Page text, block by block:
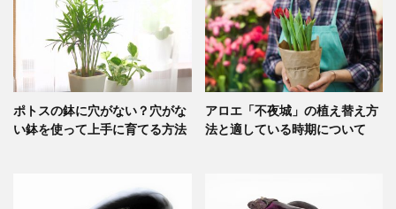
ポトスの鉢に穴がない？穴がな
い鉢を使って上手に育てる方法
アロエ「不夜城」の植え替え方
法と適している時期について